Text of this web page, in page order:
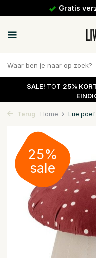
Gratis
SALE! TOT 25%
Terug Home Lue poef
25%
sale